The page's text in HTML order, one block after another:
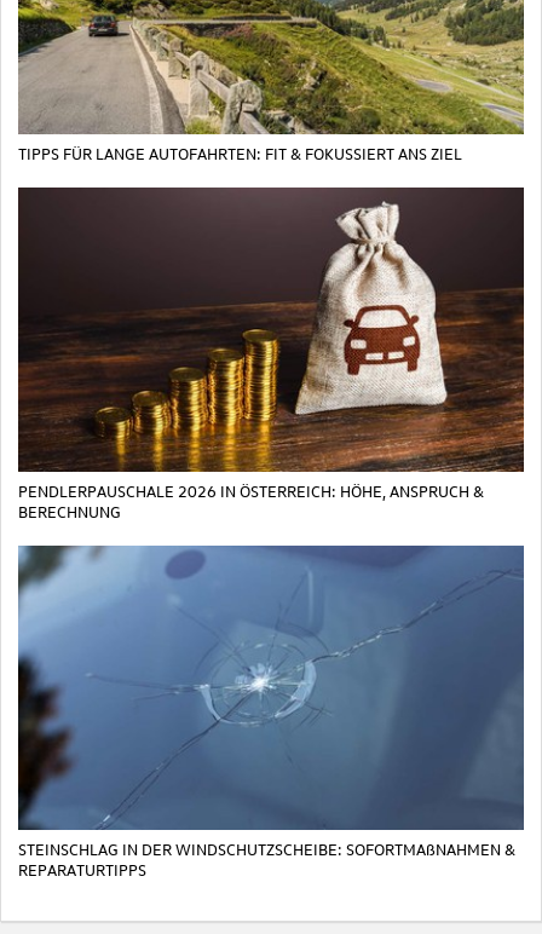
TIPPS FÜR LANGE AUTOFAHRTEN: FIT & FOKUSSIERT ANS ZIEL
PENDLERPAUSCHALE 2026 IN ÖSTERREICH: HÖHE, ANSPRUCH &
BERECHNUNG
STEINSCHLAG IN DER WINDSCHUTZSCHEIBE: SOFORTMAßNAHMEN &
REPARATURTIPPS